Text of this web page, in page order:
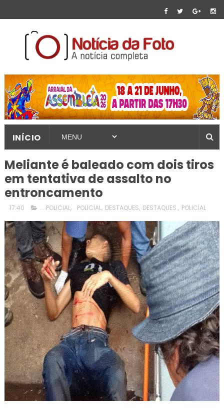
INÍCIO
Meliante é baleado com dois tiros
em tentativa de assalto no
entroncamento
17:40 . . POLICIAL, . POLICIAL, DESTAQUES, DESTAQUES., POLICIAL